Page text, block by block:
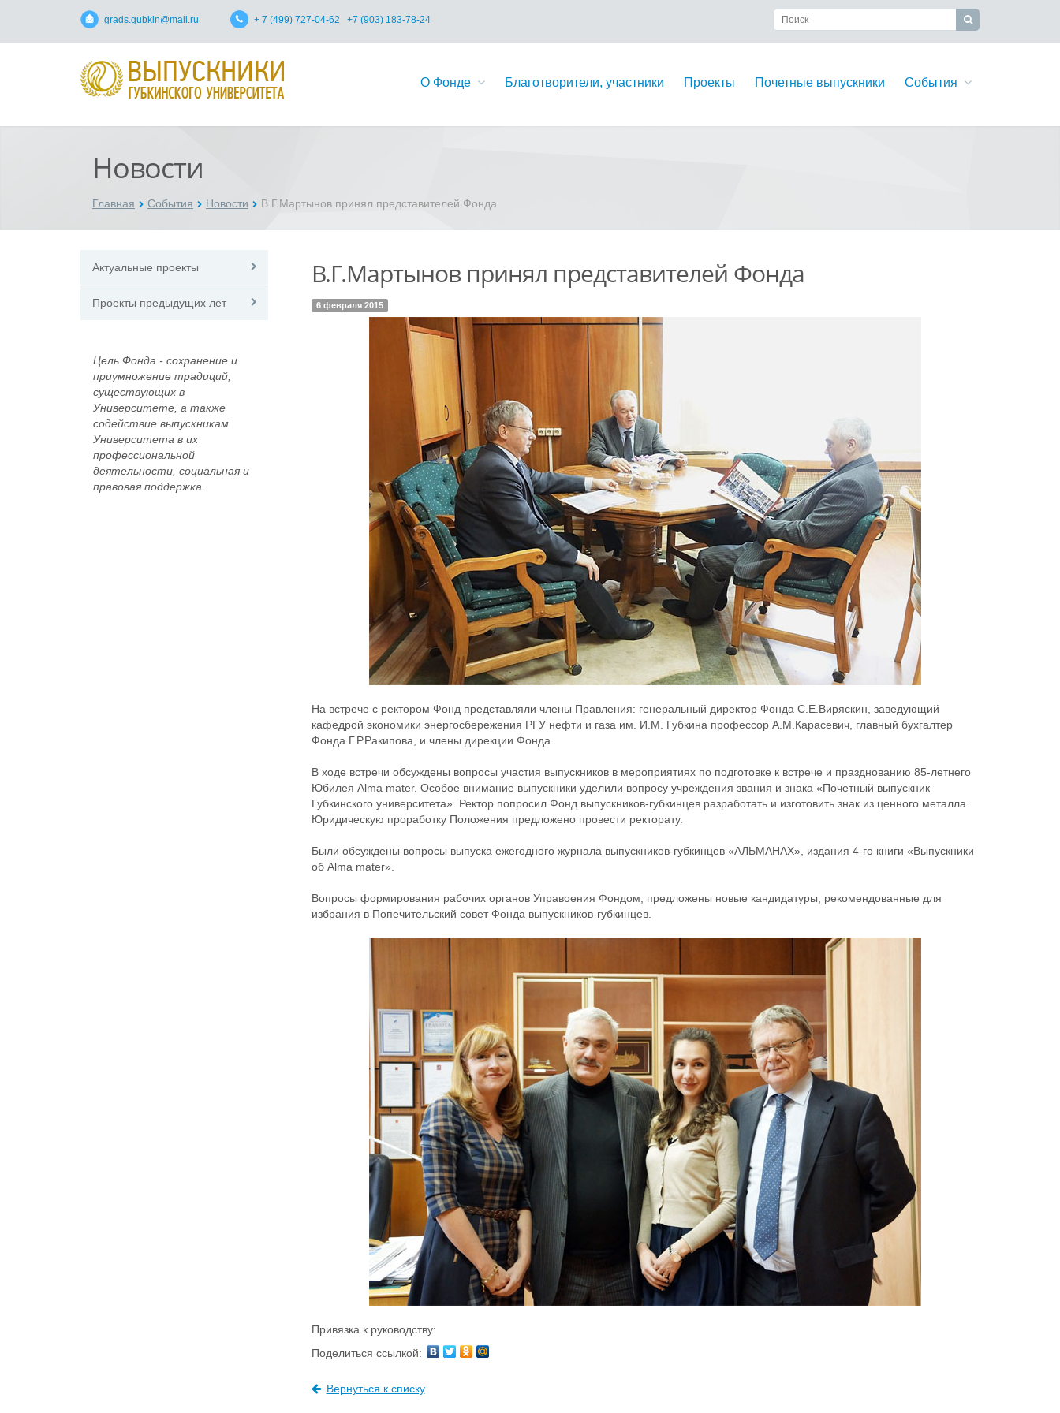
grads.gubkin@mail.ru + 7 (499) 727-04-62 +7 (903) 183-78-24
О Фонде Благотворители, участники Проекты Почетные выпускники События
Новости
Главная События Новости В.Г.Мартынов принял представителей Фонда
Актуальные проекты
Проекты предыдущих лет
Цель Фонда - сохранение и
приумножение традиций,
существующих в
Университете, а также
содействие выпускникам
Университета в их
профессиональной
деятельности, социальная и
правовая поддержка.
В.Г.Мартынов принял представителей Фонда
6 февраля 2015
На встрече с ректором Фонд представляли члены Правления: генеральный директор Фонда С.Е.Виряскин, заведующий
кафедрой экономики энергосбережения РГУ нефти и газа им. И.М. Губкина профессор А.М.Карасевич, главный бухгалтер
Фонда Г.Р.Ракипова, и члены дирекции Фонда.
В ходе встречи обсуждены вопросы учаcтия выпускников в мероприятиях по подготовке к встрече и празднованию 85-летнего
Юбилея Alma mater. Особое внимание выпускники уделили вопросу учреждения звания и знака «Почетный выпускник
Губкинского университета». Ректор попросил Фонд выпускников-губкинцев разработать и изготовить знак из ценного металла.
Юридическую проработку Положения предложено провести ректорату.
Были обсуждены вопросы выпуска ежегодного журнала выпускников-губкинцев «АЛЬМАНАХ», издания 4-го книги «Выпускники
об Alma mater».
Вопросы формирования рабочих органов Управоения Фондом, предложены новые кандидатуры, рекомендованные для
избрания в Попечительский совет Фонда выпускников-губкинцев.
Привязка к руководству:
Поделиться ссылкой:
Вернуться к списку